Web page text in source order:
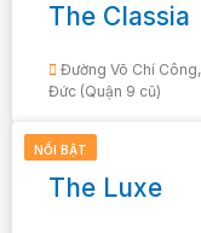
The Classia
Đường Võ Chí
Đức (Quận 9 cũ)
NỔI BẬT
The Luxe